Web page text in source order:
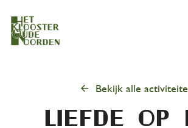
arrow_back Bekijk alle
liefde op